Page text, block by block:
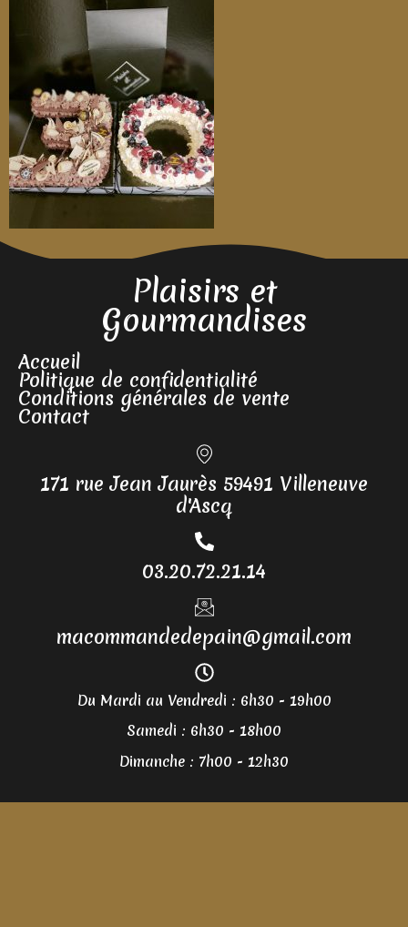
Plaisirs et
Gourmandises
Accueil
Politique de confidentialité
Conditions générales de vente
Contact
171 rue Jean Jaurès 59491 Villeneuve
d'Ascq
03.20.72.21.14
macommandedepain@gmail.com
Du Mardi au Vendredi : 6h30 - 19h00
Samedi : 6h30 - 18h00
Dimanche : 7h00 - 12h30